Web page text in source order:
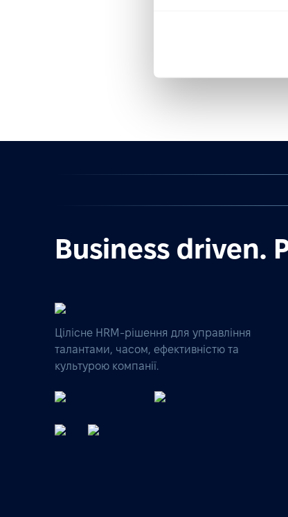
Business driven.
Цілісне HRM-рішення для управління
талантами, часом, ефективністю та
культурою компанії.